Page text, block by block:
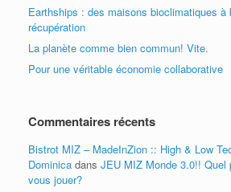
Earthships : des maisons bioclimatiques à
récupération
La planète comme bien commun! Vite.
Pour une véritable économie collaborative
Commentaires récents
Bistrot MIZ – MadeInZion :: High & Low
Dominica dans JEU MIZ Monde 3.0!! Quel
vous jouer?